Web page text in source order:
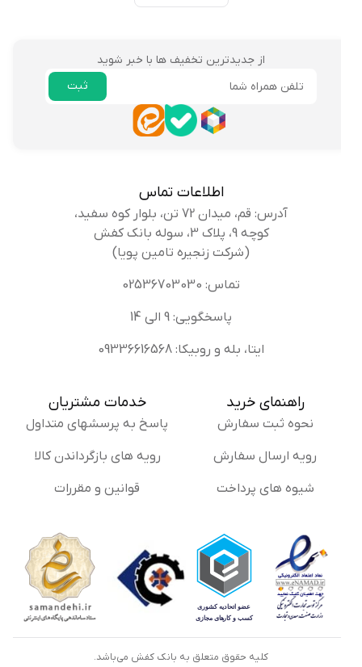
از جدیدترین تخفیف ها با خبر شوید
اطلاعات تماس
آدرس: قم، میدان 72 تن، بلوار کوه سفید،
کوچه 9، پلاک 3، سوله بانک کفش
(شرکت زنجیره تامین پویا)
تماس: 02536703030
پاسخگویی: 9 الی 14
ایتا، بله و روبیکا: 09336616568
راهنمای خرید
نحوه ثبت سفارش
رویه ارسال سفارش
شیوه های پرداخت
خدمات مشتریان
پاسخ به پرسشهای متداول
رویه های بازگرداندن کالا
قوانین و مقررات
کلیه حقوق متعلق به بانک کفش می‌باشد.